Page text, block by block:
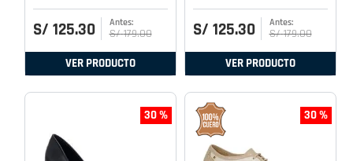
S/ 125.30 S/ 179.00
VER PRODUCTO
S/ 125.30 S/ 179.00
VER PRODUCTO
30 % 30 %